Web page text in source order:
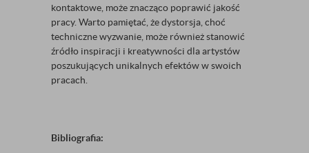
kontaktowe, może znacząco poprawić jakość
pracy. Warto pamiętać, że dystorsja, choć
techniczne wyzwanie, może również stanowić
źródło inspiracji i kreatywności dla artystów
poszukujących unikalnych efektów w swoich
pracach.
Bibliografia: